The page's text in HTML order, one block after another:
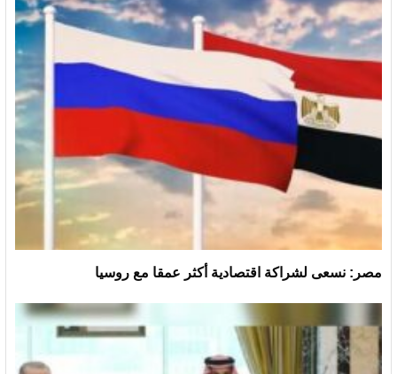
مصر: نسعى لشراكة اقتصادية أكثر عمقا مع روسيا